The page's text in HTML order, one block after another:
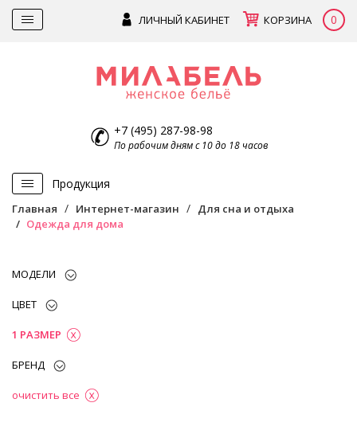
ЛИЧНЫЙ КАБИНЕТ КОРЗИНА 0
+7 (495) 287-98-98
По рабочим дням с 10 до 18 часов
Продукция
Главная Интернет-магазин
Для сна и отдыха
Одежда для дома
МОДЕЛИ
ЦВЕТ
1 РАЗМЕР
БРЕНД
очистить все